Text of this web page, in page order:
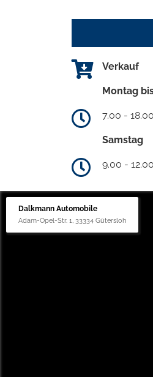
Verkauf
Montag
7.00 -
Samstag
9.00 -
Dalkmann Automobile
Adam-Opel-Str. 1, 33334 Gütersloh